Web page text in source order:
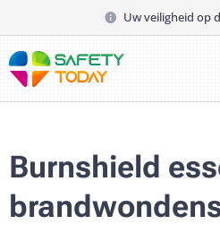
Uw veiligheid op
Burnshield